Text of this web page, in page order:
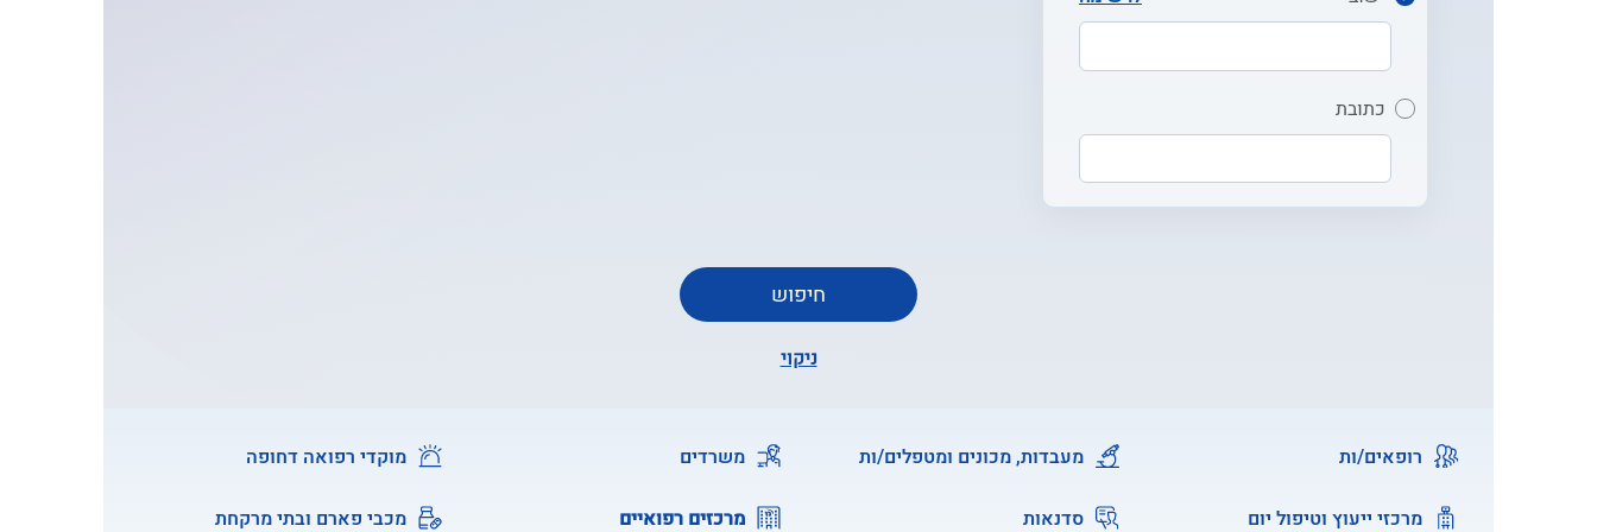
כתובת
חיפוש
ניקוי
רופאים/ות מעבדות, מכונים ומטפלים/ות משרדים מוקדי רפואה דחופה
מרכזי ייעוץ וטיפול יום סדנאות מרכזים רפואיים מכבי פארם ובתי מרקחת